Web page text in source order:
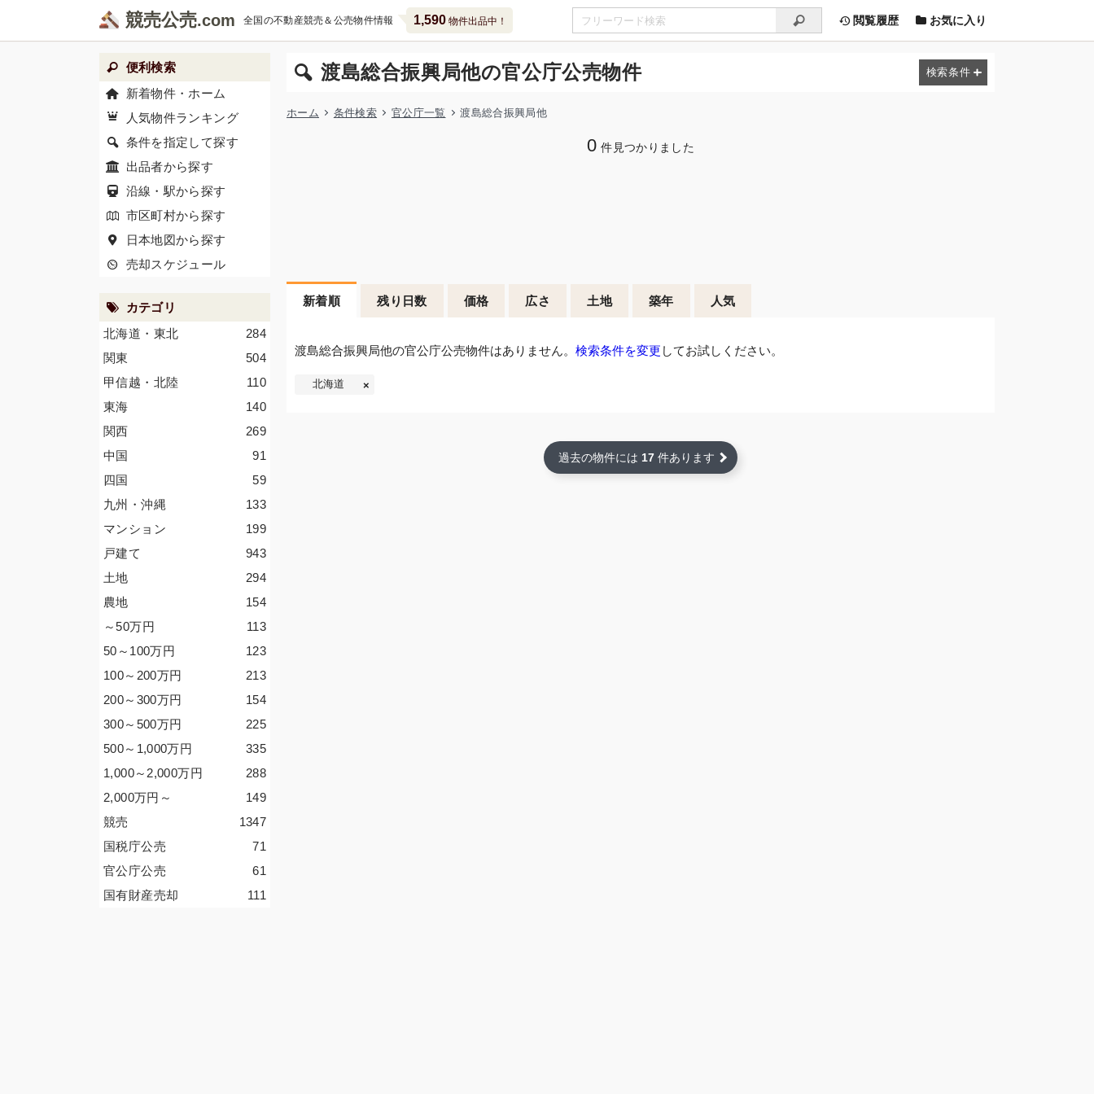
競売公売 全国の不動産競売＆公売物件情報 1,590物件出品中！ 閲覧履歴 お気に入り
渡島総合振興局他の官公庁公売物件
ホーム 条件検索 官公庁一覧 渡島総合振興局他
0 件見つかりました
新着順 残り日数 価格 広さ 土地 築年 人気
渡島総合振興局他の官公庁公売物件はありません。 検索条件を変更 してお試しください。
北海道
過去の物件には 17 件あります
便利検索
新着物件・ホーム
人気物件ランキング
条件を指定して探す
出品者から探す
沿線・駅から探す
市区町村から探す
日本地図から探す
売却スケジュール
カテゴリ
284
北海道・東北
504
関東
110
甲信越・北陸
140
東海
269
関西
91
中国
59
四国
133
九州・沖縄
199
マンション
943
戸建て
294
土地
154
農地
113
～50万円
123
50～100万円
213
100～200万円
154
200～300万円
225
300～500万円
335
500～1,000万円
288
1,000～2,000万円
149
2,000万円 ～
1347
競売
71
国税庁公売
61
官公庁公売
111
国有財産売却